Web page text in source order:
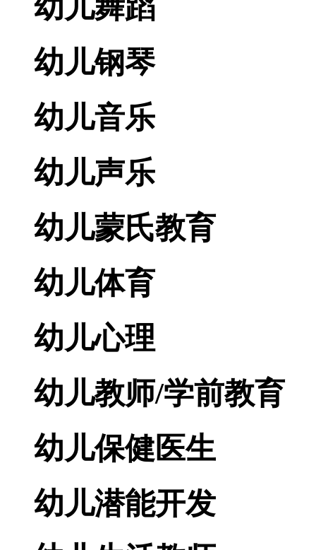
幼儿舞蹈
幼儿钢琴
幼儿音乐
幼儿声乐
幼儿蒙氏教育
幼儿体育
幼儿心理
幼儿教师/学前教育
幼儿保健医生
幼儿潜能开发